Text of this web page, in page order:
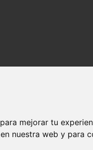
mejorar tu
nuestra web y para